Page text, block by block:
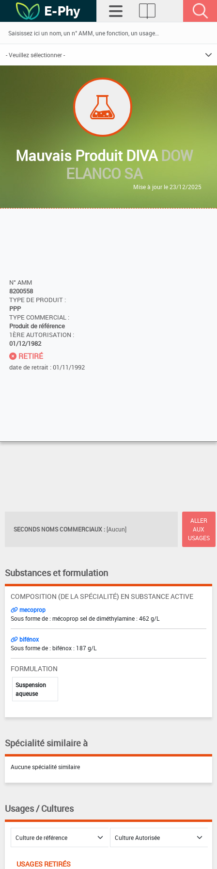
Mauvais Produit DIVADOW
ELANCO SA
Mise à jour le 23/12/2025
N° AMM
8200558
TYPE DE PRODUIT :
PPP
TYPE COMMERCIAL :
Produit de référence
1ÈRE AUTORISATION :
01/12/1982
RETIRÉ
date de retrait : 01/11/1992
SECONDS NOMS COMMERCIAUX : [Aucun]
ALLER
AUX
USAGES
Substances et formulation
COMPOSITION (DE LA SPÉCIALITÉ) EN SUBSTANCE ACTIVE
mecoprop
Sous forme de : mécoprop sel de diméthylamine : 462 g/L
bifénox
Sous forme de : bifénox : 187 g/L
FORMULATION
Suspension
aqueuse
Spécialité similaire à
Aucune spécialité similaire
Usages / Cultures
USAGES RETIRÉS